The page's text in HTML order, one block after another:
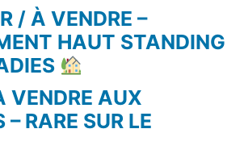
/ À VENDRE –
HAUT STANDING
VENDRE AUX
RARE SUR LE